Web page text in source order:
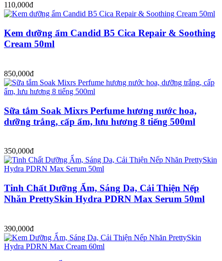
110,000đ
Kem dưỡng ẩm Candid B5 Cica Repair & Soothing
Cream 50ml
850,000đ
Sữa tắm Soak Mixrs Perfume hương nước hoa,
dưỡng trắng, cấp ẩm, lưu hương 8 tiếng 500ml
350,000đ
Tinh Chất Dưỡng Ẩm, Sáng Da, Cải Thiện Nếp
Nhăn PrettySkin Hydra PDRN Max Serum 50ml
390,000đ